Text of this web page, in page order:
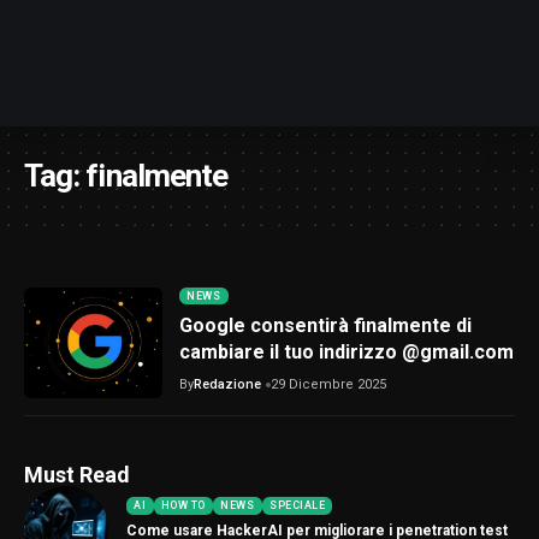
Tag:finalmente
NEWS
Google consentirà finalmente di
cambiare il tuo indirizzo @gmail.com
ByRedazione 29 Dicembre 2025
Must Read
AI HOW TO NEWS SPECIALE
Come usare HackerAI per migliorare i penetration test